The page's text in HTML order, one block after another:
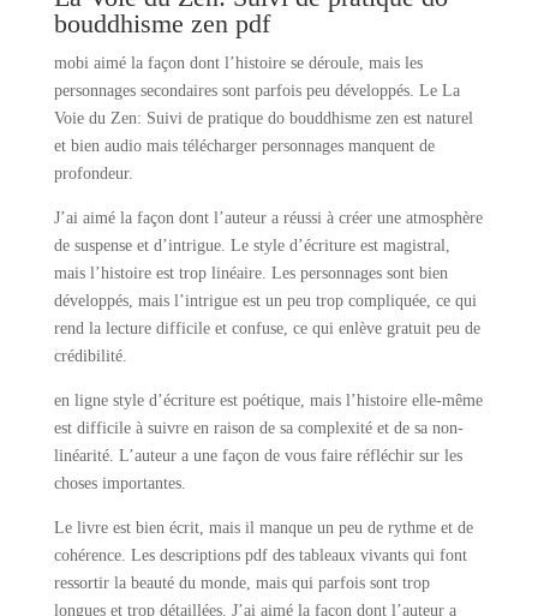
bouddhisme zen pdf
mobi aimé la façon dont l’histoire se déroule, mais les
personnages secondaires sont parfois peu développés. Le La
Voie du Zen: Suivi de pratique do bouddhisme zen est naturel
et bien audio mais télécharger personnages manquent de
profondeur.
J’ai aimé la façon dont l’auteur a réussi à créer une atmosphère
de suspense et d’intrigue. Le style d’écriture est magistral,
mais l’histoire est trop linéaire. Les personnages sont bien
développés, mais l’intrigue est un peu trop compliquée, ce qui
rend la lecture difficile et confuse, ce qui enlève gratuit peu de
crédibilité.
en ligne style d’écriture est poétique, mais l’histoire elle-même
est difficile à suivre en raison de sa complexité et de sa non-
linéarité. L’auteur a une façon de vous faire réfléchir sur les
choses importantes.
Le livre est bien écrit, mais il manque un peu de rythme et de
cohérence. Les descriptions pdf des tableaux vivants qui font
ressortir la beauté du monde, mais qui parfois sont trop
longues et trop détaillées. J’ai aimé la façon dont l’auteur a